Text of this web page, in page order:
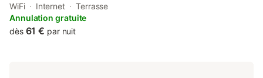
visiter les Châteaux de la Loire. Le logement se trouve à 300 m
du centre-ville et à 1 km de la gare ferroviaire. L'intérieur est
aménagé sur un seul niveau, comprenant 2 chambres avec un lit
WiFi Internet
Terrasse
Annulation gratuite
dès 61 € par nuit